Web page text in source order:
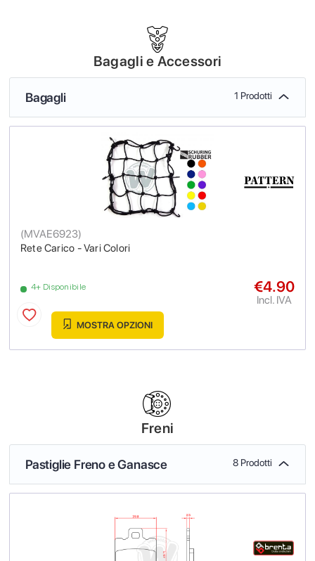
Bagagli e Accessori
Bagagli 1 Prodotti
Rete Carico - Vari Colori
(MVAE6923)
4+ Disponibile €4.90
Incl. IVA
MOSTRA OPZIONI
Freni
Pastiglie Freno e Ganasce 8 Prodotti